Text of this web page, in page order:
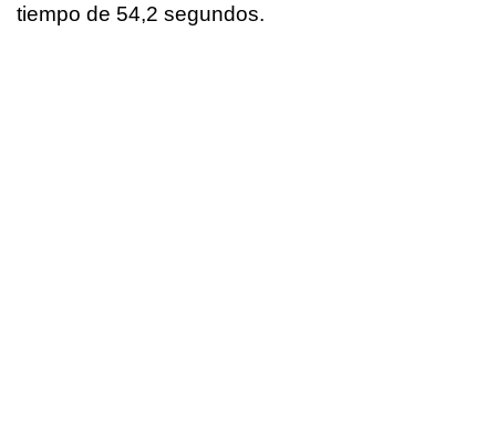
tiempo de 54,2 segundos.